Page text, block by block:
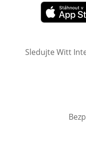
Otevře v
Sledujte Witt